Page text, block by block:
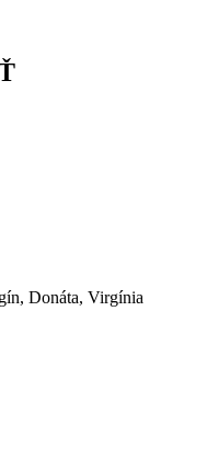
Donáta, Virgínia